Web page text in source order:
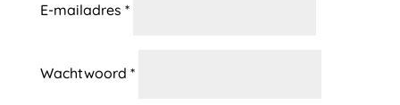
E-mailadres *
Wachtwoord *